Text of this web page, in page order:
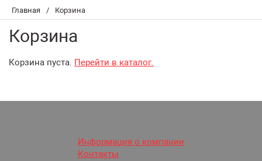
Главная / Корзина
Корзина
Корзина пуста. Перейти в каталог.
Организациям
Оплата и ДоставкаИнформация о компании
Контакты